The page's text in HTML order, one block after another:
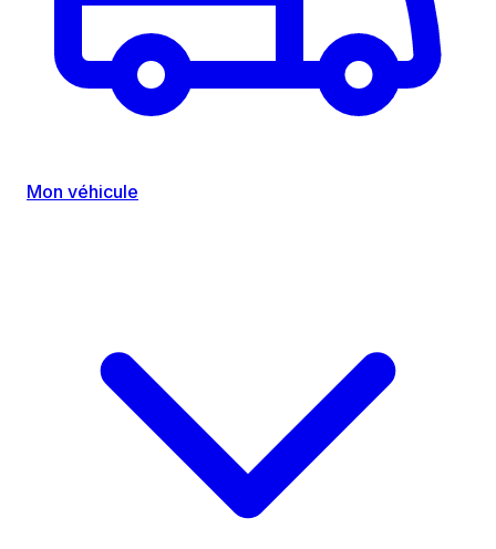
Mon véhicule